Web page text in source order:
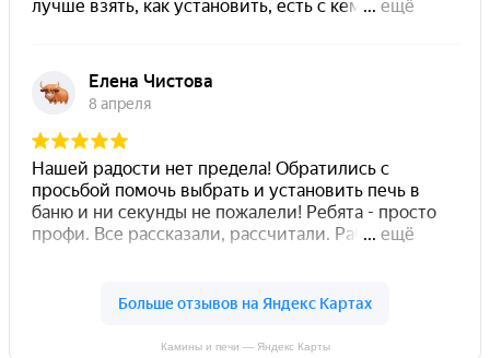
Камины и печи — Яндекс Карты